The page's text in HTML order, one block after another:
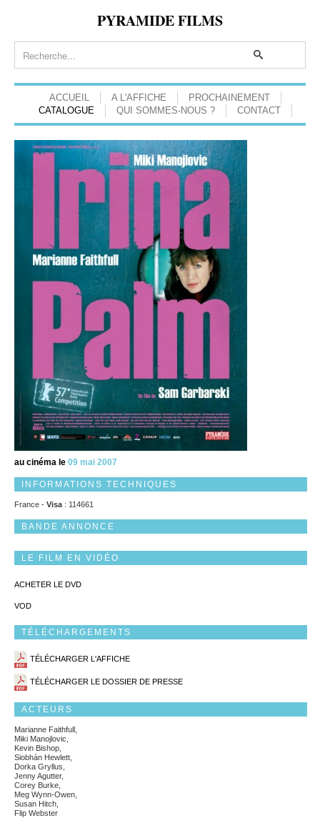
PYRAMIDE FILMS
ACCUEIL A L'AFFICHE
PROCHAINEMENT
CATALOGUE
QUI SOMMES-NOUS ? CONTACT
au cinéma le 09 mai 2007
INFORMATIONS TECHNIQUES
France - Visa : 114661
BANDE ANNONCE
LE FILM EN VIDÉO
ACHETER LE DVD
VOD
TÉLÉCHARGEMENTS
TÉLÉCHARGER L'AFFICHE
TÉLÉCHARGER LE DOSSIER DE PRESSE
ACTEURS
Marianne Faithfull,
Miki Manojlovic,
Kevin Bishop,
Siobhán Hewlett,
Dorka Gryllus,
Jenny Agutter,
Corey Burke,
Meg Wynn-Owen,
Susan Hitch,
Flip Webster